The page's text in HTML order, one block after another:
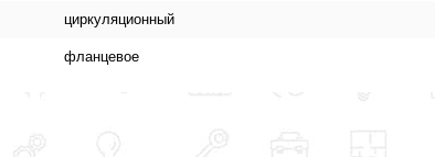
циркуляционный
фланцевое